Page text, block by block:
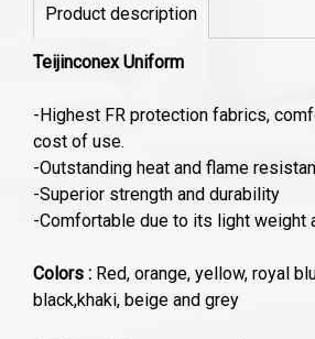
Product description
Teijinconex Uniform
-Highest FR protection fabrics,
cost of use.
-Outstanding heat and flame
-Superior strength and durability
-Comfortable due to its light weight
Colors : Red, orange, yellow, royal
black,khaki, beige and grey